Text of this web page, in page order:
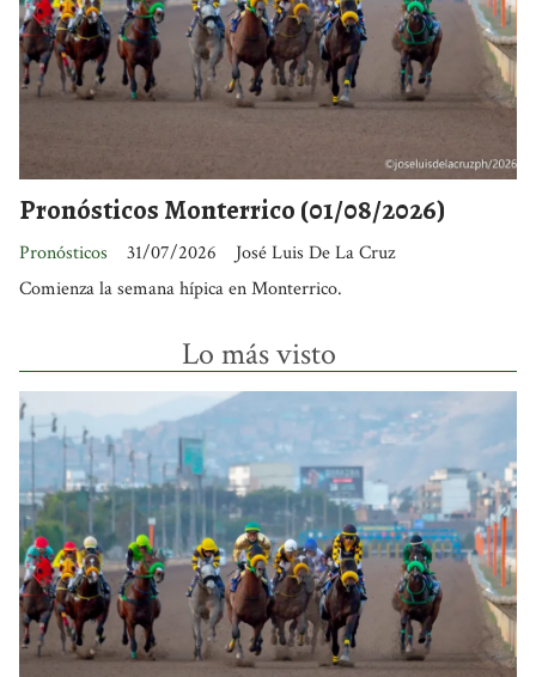
Pronósticos Monterrico (01/08/2026)
José Luis De La Cruz
Pronósticos
31/07/2026
Comienza la semana hípica en Monterrico.
Lo más visto